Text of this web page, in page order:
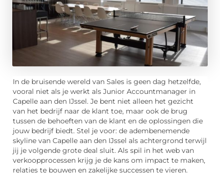
In de bruisende wereld van Sales is geen dag hetzelfde,
vooral niet als je werkt als Junior Accountmanager in
Capelle aan den IJssel. Je bent niet alleen het gezicht
van het bedrijf naar de klant toe, maar ook de brug
tussen de behoeften van de klant en de oplossingen die
jouw bedrijf biedt. Stel je voor: de adembenemende
skyline van Capelle aan den IJssel als achtergrond terwijl
jij je volgende grote deal sluit. Als spil in het web van
verkoopprocessen krijg je de kans om impact te maken,
relaties te bouwen en zakelijke successen te vieren.